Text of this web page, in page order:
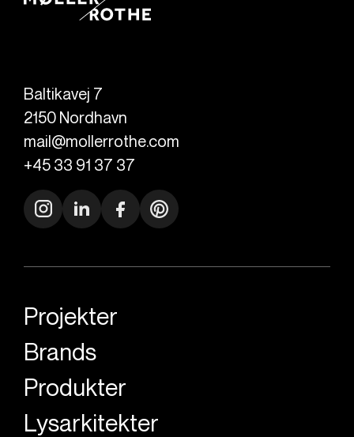
Baltikavej 7
2150 Nordhavn
mail@mollerrothe.com
+45 33 91 37 37
Projekter
Brands
Produkter
Lysarkitekter